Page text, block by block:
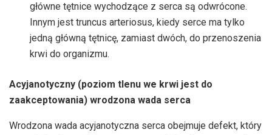
główne tętnice wychodzące z serca są odwrócone.
Innym jest truncus arteriosus, kiedy serce ma tylko
jedną główną tętnicę, zamiast dwóch, do przenoszenia
krwi do organizmu.
Acyjanotyczny (poziom tlenu we krwi jest do
zaakceptowania) wrodzona wada serca
Wrodzona wada acyjanotyczna serca obejmuje defekt, który